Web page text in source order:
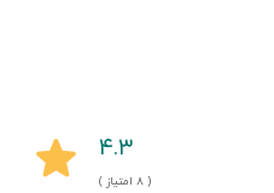
۴.۳
( ۸ امتیاز )